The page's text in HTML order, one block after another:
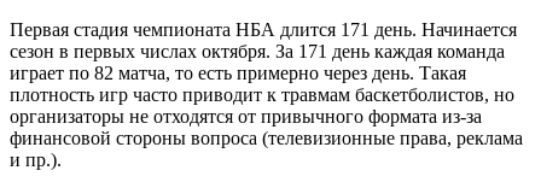
Первая стадия чемпионата НБА длится 171 день. Начинается
сезон в первых числах октября. За 171 день каждая команда
играет по 82 матча, то есть примерно через день. Такая
плотность игр часто приводит к травмам баскетболистов, но
организаторы не отходятся от привычного формата из-за
финансовой стороны вопроса (телевизионные права, реклама
и пр.).